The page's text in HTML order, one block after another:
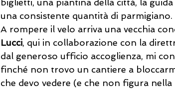
biglietti, una piantina della città, la
una consistente quantità di
A rompere il velo arriva una vecchia
Lucci, qui in collaborazione con la
dal generoso ufficio accoglienza, mi
finché non trovo un cantiere a
che devo vedere (e che non figura